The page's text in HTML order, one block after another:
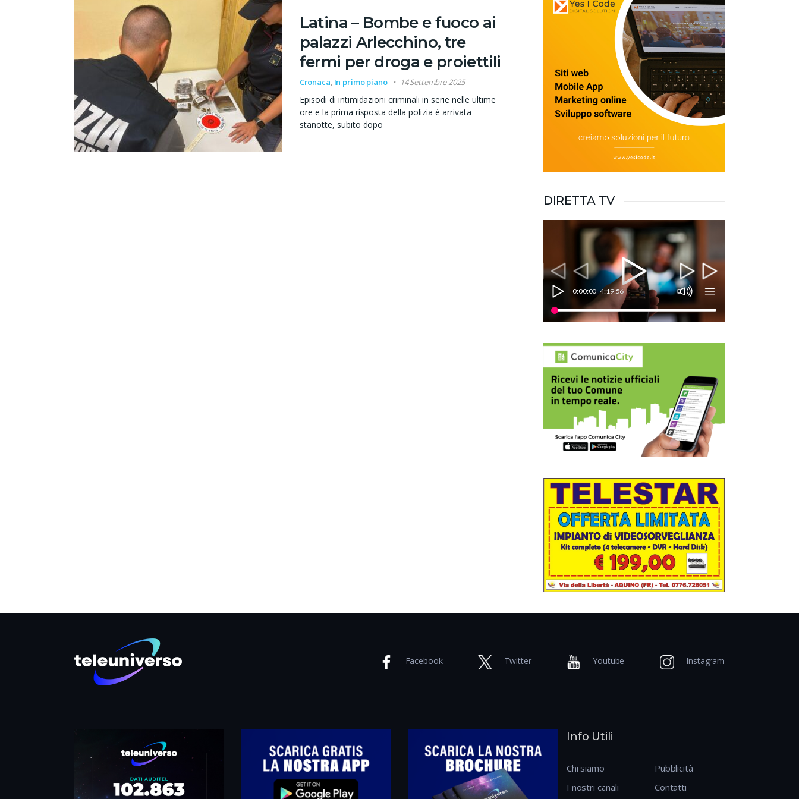
Latina – Bombe e fuoco ai
palazzi Arlecchino, tre
fermi per droga e proiettili
Cronaca, In primo piano 14 Settembre 2025
Episodi di intimidazioni criminali in serie nelle ultime
ore e la prima risposta della polizia è arrivata
stanotte, subito dopo
DIRETTA TV
0:00:00 4:19:56
Facebook Twitter Youtube Instagram
Info Utili
Chi siamo
I nostri canali
Pubblicità
Contatti